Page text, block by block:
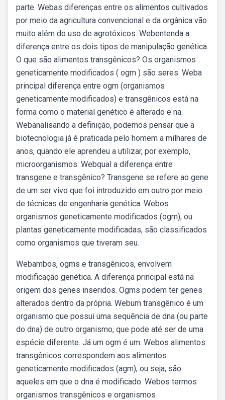
parte. Webas diferenças entre os alimentos cultivados
por meio da agricultura convencional e da orgânica vão
muito além do uso de agrotóxicos. Webentenda a
diferença entre os dois tipos de manipulação genética.
O que são alimentos transgênicos? Os organismos
geneticamente modificados ( ogm ) são seres. Weba
principal diferença entre ogm (organismos
geneticamente modificados) e transgênicos está na
forma como o material genético é alterado e na.
Webanalisando a definição, podemos pensar que a
biotecnologia já é praticada pelo homem a milhares de
anos, quando ele aprendeu a utilizar, por exemplo,
microorganismos. Webqual a diferença entre
transgene e transgênico? Transgene se refere ao gene
de um ser vivo que foi introduzido em outro por meio
de técnicas de engenharia genética. Webos
organismos geneticamente modificados (ogm), ou
plantas geneticamente modificadas, são classificados
como organismos que tiveram seu.
Webambos, ogms e transgênicos, envolvem
modificação genética. A diferença principal está na
origem dos genes inseridos. Ogms podem ter genes
alterados dentro da própria. Webum transgênico é um
organismo que possui uma sequência de dna (ou parte
do dna) de outro organismo, que pode até ser de uma
espécie diferente. Já um ogm é um. Webos alimentos
transgênicos correspondem aos alimentos
geneticamente modificados (agm), ou seja, são
aqueles em que o dna é modificado. Webos termos
organismos transgênicos e organismos